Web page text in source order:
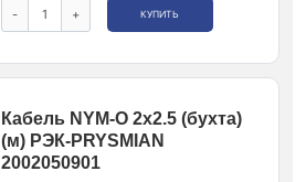
- + КУПИТЬ
Кабель NYM-O 2х2.5 (бухта)
(м) РЭК-PRYSMIAN
2002050901